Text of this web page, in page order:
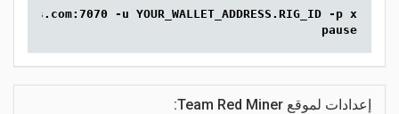
-u YOUR_WALLET_ADDRESS.RIG_ID -p x
pause
إعدادات لموقع Team Red Miner: